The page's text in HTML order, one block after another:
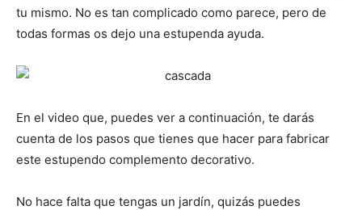
tu mismo. No es tan complicado como parece, pero de
todas formas os dejo una estupenda ayuda.
En el video que, puedes ver a continuación, te darás
cuenta de los pasos que tienes que hacer para fabricar
este estupendo complemento decorativo.
No hace falta que tengas un jardín, quizás puedes